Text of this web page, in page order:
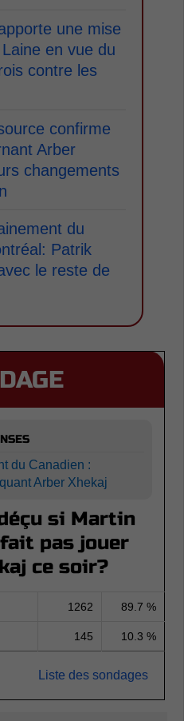
une mise
en vue du
contre les
confirme
Arber
changements
du
Patrik
le reste de
du Canadien :
Arber Xhekaj
si Martin
pas jouer
ce soir?
1262 89.7 %
145 10.3 %
Liste des sondages